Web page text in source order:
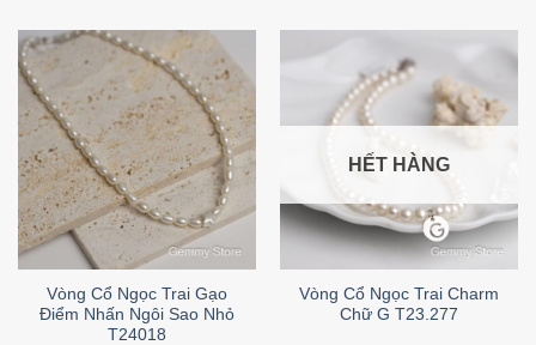
Vòng Cổ Ngọc Trai Gạo
Điểm Nhấn Ngôi Sao Nhỏ
T24018
HẾT HÀNG
Vòng Cổ Ngọc Trai Charm
Chữ G T23.277